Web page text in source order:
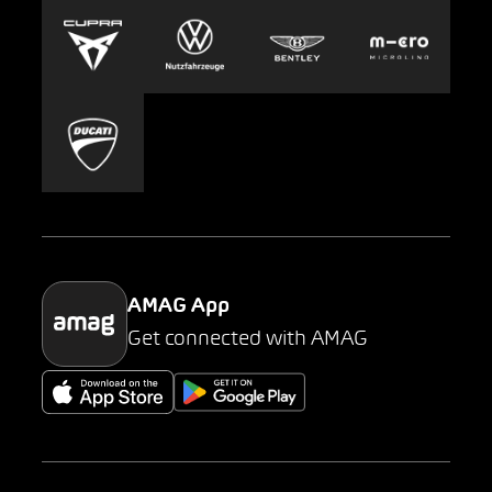
Europcar
Carsharing
Mobility-as-a-Service
Parking
Presse
AMAG App
Get connected with AMAG